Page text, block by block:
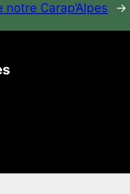
Carap’Alpes →